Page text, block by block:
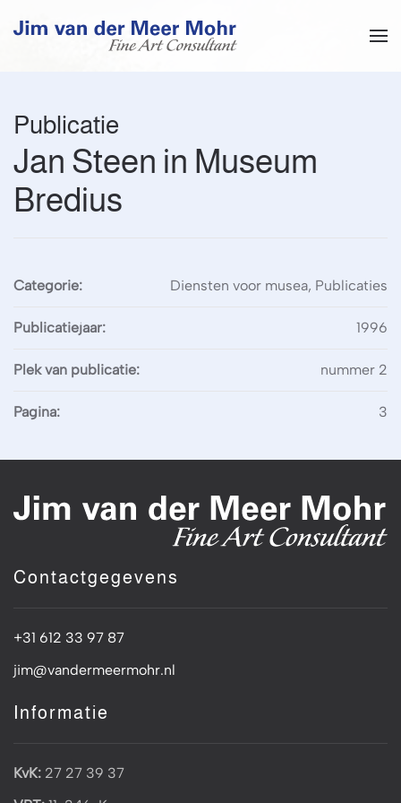
Overslaan en naar de inhoud gaan
Publicatie
Jan Steen in Museum
Bredius
Categorie: Diensten voor musea, Publicaties
Publicatiejaar: 1996
Plek van publicatie: nummer 2
Pagina: 3
Contactgegevens
+31 612 33 97 87
jim@vandermeermohr.nl
Informatie
KvK: 27 27 39 37